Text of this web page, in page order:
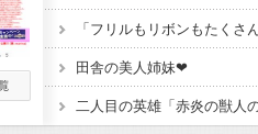
田舎の美人姉妹❤
二人目の英雄「赤炎の獣人